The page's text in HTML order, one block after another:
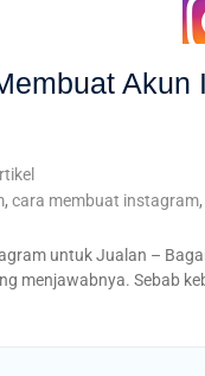
, cara membuat instagram,
untuk Jualan –
menjawabnya. Sebab